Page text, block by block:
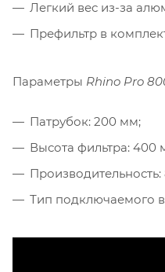
Легкий вес из-за
Префильтр в
Параметры Rhino Pro
Патрубок: 200 мм;
Высота фильтра: 400
Тип подключаемого